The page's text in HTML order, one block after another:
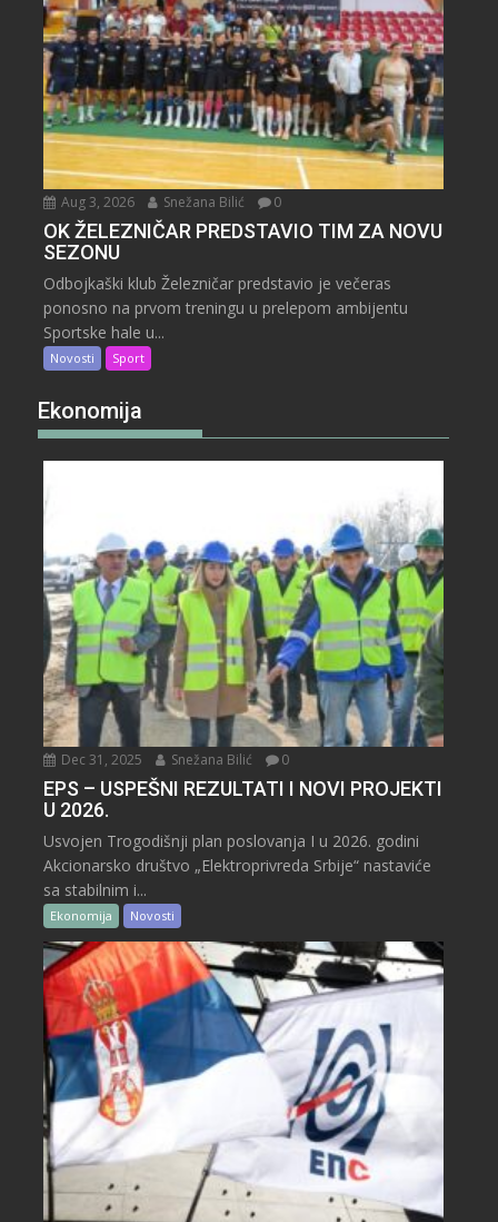
Aug 3, 2026 Snežana Bilić 0
OK ŽELEZNIČAR PREDSTAVIO TIM ZA NOVU
SEZONU
Odbojkaški klub Železničar predstavio je večeras
ponosno na prvom treningu u prelepom ambijentu
Sportske hale u...
Novosti Sport
Ekonomija
Dec 31, 2025 Snežana Bilić 0
EPS – USPEŠNI REZULTATI I NOVI PROJEKTI
U 2026.
Usvojen Trogodišnji plan poslovanja I u 2026. godini
Akcionarsko društvo „Elektroprivreda Srbije“ nastaviće
sa stabilnim i...
Ekonomija Novosti